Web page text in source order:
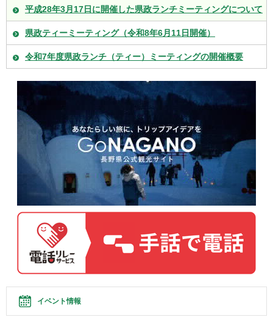
平成28年3月17日に開催した県政ランチミーティングについて
県政ティーミーティング（令和8年6月11日開催）
令和7年度県政ランチ（ティー）ミーティングの開催概要
イベント情報